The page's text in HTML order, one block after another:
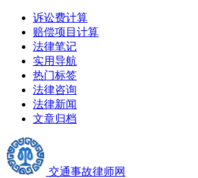
诉讼费计算
赔偿项目计算
法律笔记
实用导航
热门标签
法律咨询
法律新闻
文章归档
交通事故律师网